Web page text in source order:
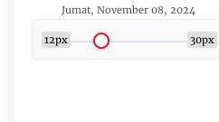
Jumat, November 08, 2024
12px 30px